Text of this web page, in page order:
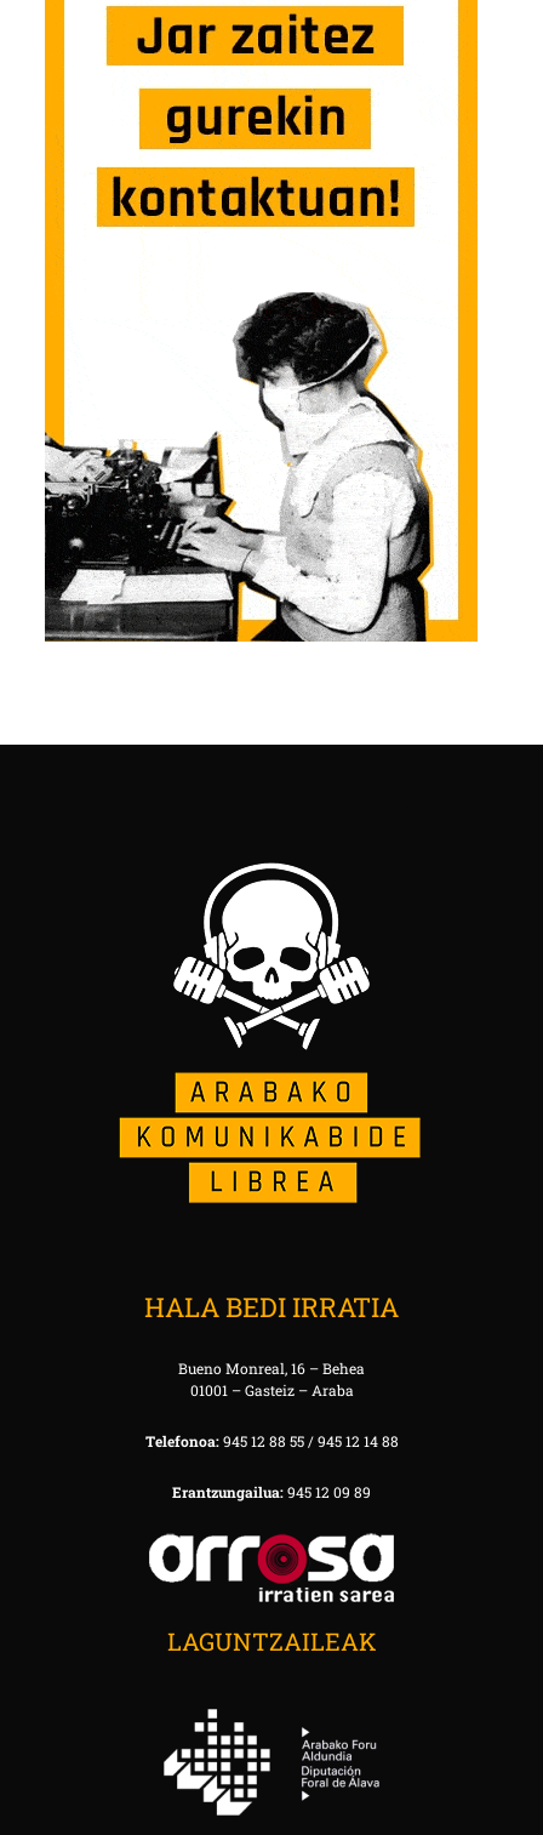
HALA BEDI IRRATIA
Bueno Monreal, 16 – Behea
01001 – Gasteiz – Araba
Telefonoa:945 12 88 55 / 945 12 14 88
Erantzungailua:945 12 09 89
LAGUNTZAILEAK